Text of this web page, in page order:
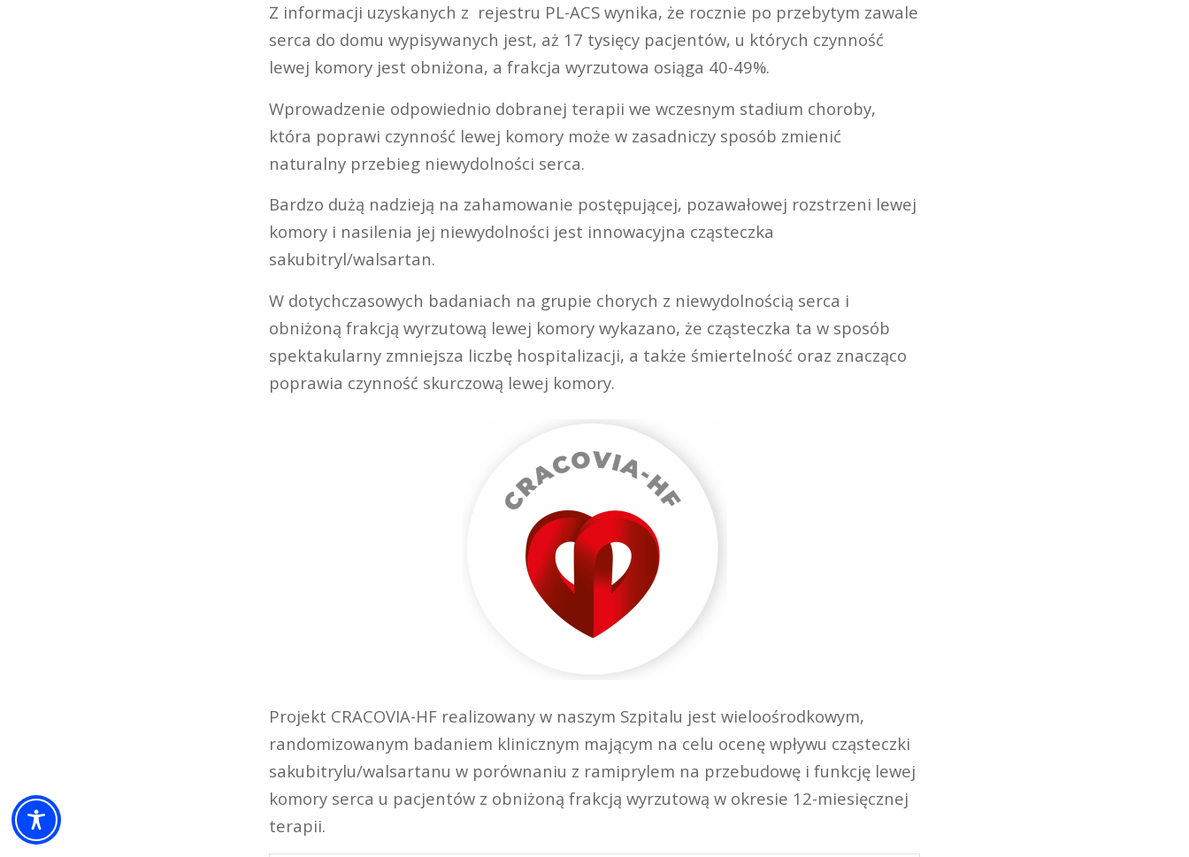
Z informacji uzyskanych z rejestru PL-ACS wynika, że rocznie po przebytym zawale
serca do domu wypisywanych jest, aż 17 tysięcy pacjentów, u których czynność
lewej komory jest obniżona, a frakcja wyrzutowa osiąga 40-49%.
Wprowadzenie odpowiednio dobranej terapii we wczesnym stadium choroby,
która poprawi czynność lewej komory może w zasadniczy sposób zmienić
naturalny przebieg niewydolności serca.
Bardzo dużą nadzieją na zahamowanie postępującej, pozawałowej rozstrzeni lewej
komory i nasilenia jej niewydolności jest innowacyjna cząsteczka
sakubitryl/walsartan.
W dotychczasowych badaniach na grupie chorych z niewydolnością serca i
obniżoną frakcją wyrzutową lewej komory wykazano, że cząsteczka ta w sposób
spektakularny zmniejsza liczbę hospitalizacji, a także śmiertelność oraz znacząco
poprawia czynność skurczową lewej komory.
Projekt CRACOVIA-HF realizowany w naszym Szpitalu jest wieloośrodkowym,
randomizowanym badaniem klinicznym mającym na celu ocenę wpływu cząsteczki
sakubitrylu/walsartanu w porównaniu z ramiprylem na przebudowę i funkcję lewej
komory serca u pacjentów z obniżoną frakcją wyrzutową w okresie 12-miesięcznej
terapii.